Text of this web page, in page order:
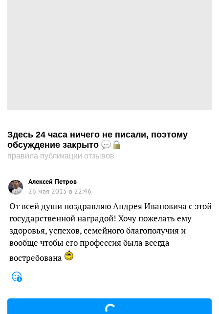
Здесь 24 часа ничего не писали, поэтому
обсуждение закрыто
правила публикации отзывов
Алексей Петров
26 мая 2015 в 22:46
От всей души поздравляю Андрея Ивановича с этой
государственной наградой! Хочу пожелать ему
здоровья, успехов, семейного благополучия и
вообще чтобы его профессия была всегда
востребована